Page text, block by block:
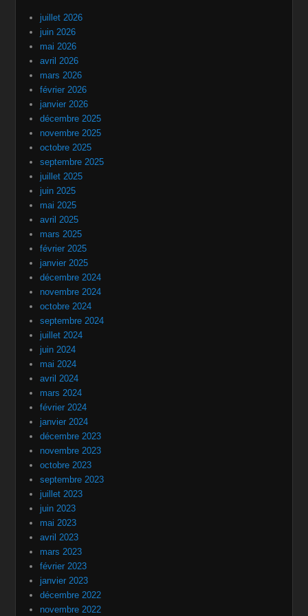
juillet 2026
juin 2026
mai 2026
avril 2026
mars 2026
février 2026
janvier 2026
décembre 2025
novembre 2025
octobre 2025
septembre 2025
juillet 2025
juin 2025
mai 2025
avril 2025
mars 2025
février 2025
janvier 2025
décembre 2024
novembre 2024
octobre 2024
septembre 2024
juillet 2024
juin 2024
mai 2024
avril 2024
mars 2024
février 2024
janvier 2024
décembre 2023
novembre 2023
octobre 2023
septembre 2023
juillet 2023
juin 2023
mai 2023
avril 2023
mars 2023
février 2023
janvier 2023
décembre 2022
novembre 2022